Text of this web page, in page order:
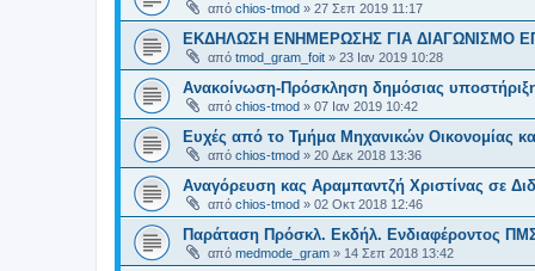
από chios-tmod » 27 Σεπ 2019 11:17
ΕΚΔΗΛΩΣΗ ΕΝΗΜΕΡΩΣΗΣ ΓΙΑ ΔΙΑΓΩΝΙΣΜΟ
από tmod_gram_foit » 23 Ιαν 2019 10:28
Ανακοίνωση-Πρόσκληση δημόσιας
από chios-tmod » 07 Ιαν 2019 10:42
Ευχές από το Τμήμα Μηχανικών Οικονομίας
από chios-tmod » 20 Δεκ 2018 13:36
Αναγόρευση κας Αραμπαντζή Χριστίνας σε
από chios-tmod » 02 Οκτ 2018 12:46
Παράταση Πρόσκλ. Εκδήλ. Ενδιαφέροντος
από medmode_gram » 14 Σεπ 2018 13:42